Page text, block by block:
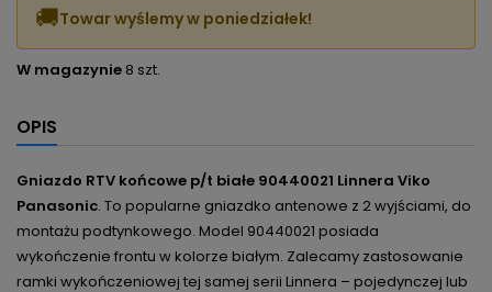
🚚Towar wyślemy w poniedziałek!
W magazynie 8 szt.
OPIS
Gniazdo RTV końcowe p/t białe 90440021 Linnera Viko
Panasonic. To popularne gniazdko antenowe z 2 wyjściami, do
montażu podtynkowego. Model 90440021 posiada
wykończenie frontu w kolorze białym. Zalecamy zastosowanie
ramki wykończeniowej tej samej serii Linnera – pojedynczej lub